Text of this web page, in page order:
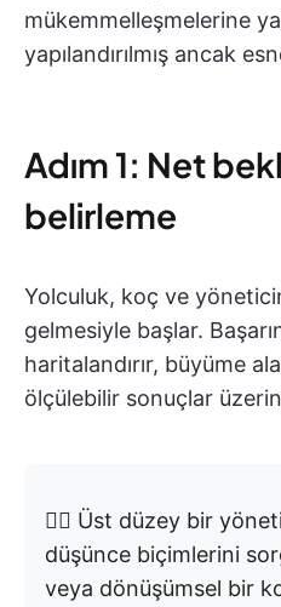
mükemmelleşmelerine
yapılandırılmış ancak
Adım 1: Net
belirleme
Yolculuk, koç ve
gelmesiyle başlar.
haritalandırır, büyüme
ölçülebilir sonuçlar
👉🏼 Üst düzey bir
düşünce biçimlerini
veya dönüşümsel bir